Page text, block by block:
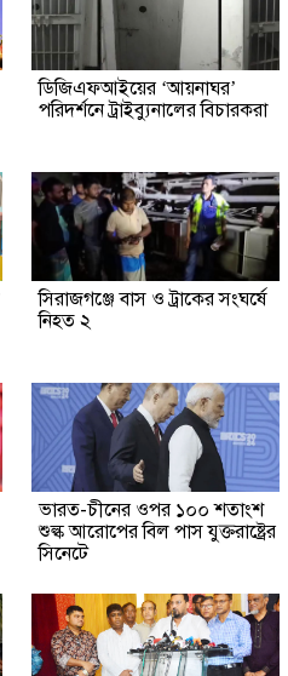
ডিজিএফআইয়ের ‘আয়নাঘর’
পরিদর্শনে ট্রাইব্যুনালের বিচারকরা
সিরাজগঞ্জে বাস ও ট্রাকের সংঘর্ষে
নিহত ২
ভারত-চীনের ওপর ১০০ শতাংশ
শুল্ক আরোপের বিল পাস যুক্তরাষ্ট্রের
সিনেটে